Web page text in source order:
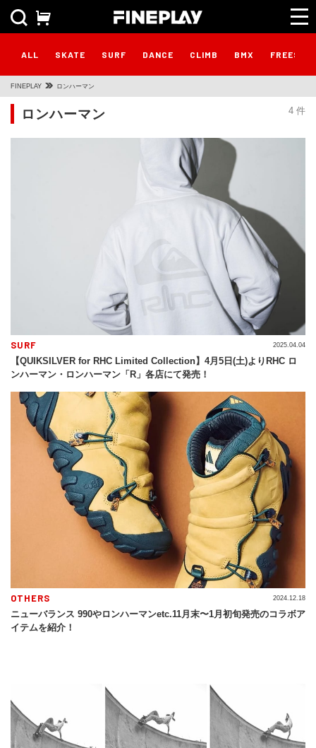
ALL SKATE SURF DANCE CLIMB BMX
FINEPLAY ロンハーマン
4 件
ロンハーマン
SURF
【QUIKSILVER for RHC Limited Collection】4月5日(土)よりRHC ロ
ンハーマン・ロンハーマン「R」各店にて発売！
2025.04.04
OTHERS
ニューバランス 990やロンハーマンetc.11月末〜1月初旬発売のコラボア
イテムを紹介！
2024.12.18